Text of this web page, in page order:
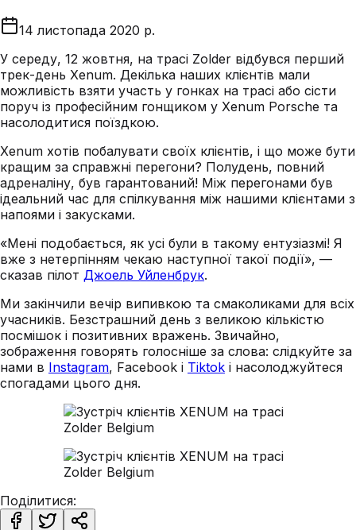
14 листопада 2020 р.
У середу, 12 жовтня, на трасі Zolder відбувся перший
трек-день Xenum. Декілька наших клієнтів мали
можливість взяти участь у гонках на трасі або сісти
поруч із професійним гонщиком у Xenum Porsche та
насолодитися поїздкою.
Xenum хотів побалувати своїх клієнтів, і що може бути
кращим за справжні перегони? Полудень, повний
адреналіну, був гарантований! Між перегонами був
ідеальний час для спілкування між нашими клієнтами з
напоями і закусками.
«Мені подобається, як усі були в такому ентузіазмі! Я
вже з нетерпінням чекаю наступної такої події», —
сказав пілот Джоель Уйленбрук.
Ми закінчили вечір випивкою та смаколиками для всіх
учасників. Безстрашний день з великою кількістю
посмішок і позитивних вражень. Звичайно,
зображення говорять голосніше за слова: слідкуйте за
нами в Instagram, Facebook і Tiktok і насолоджуйтеся
спогадами цього дня.
Поділитися: